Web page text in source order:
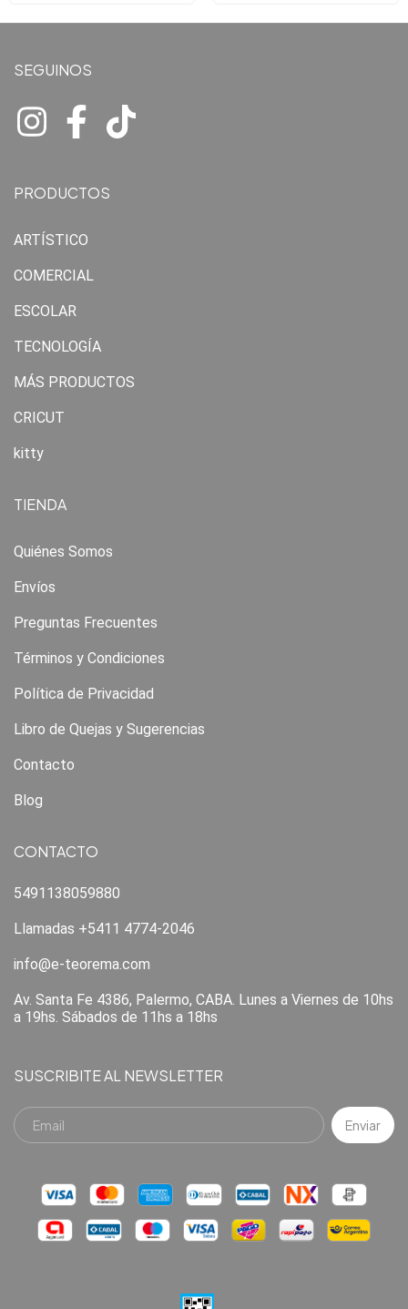
SEGUINOS
PRODUCTOS
ARTÍSTICO
COMERCIAL
ESCOLAR
TECNOLOGÍA
MÁS PRODUCTOS
CRICUT
kitty
TIENDA
Quiénes Somos
Envíos
Preguntas Frecuentes
Términos y Condiciones
Política de Privacidad
Libro de Quejas y Sugerencias
Contacto
Blog
CONTACTO
5491138059880
Llamadas +5411 4774-2046
info@e-teorema.com
Av. Santa Fe 4386, Palermo, CABA. Lunes a Viernes de 10hs
a 19hs. Sábados de 11hs a 18hs
SUSCRIBITE AL NEWSLETTER